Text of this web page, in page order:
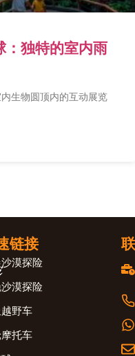
：独特的室内雨
生物圆顶内的互动展览
链接
漠探险
漠探险
野车
托车